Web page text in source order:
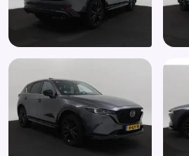
Koplampreiniging
Kunstlederen/microvezel bekleding
Kunstlederen bekleding
LED achterlichten
LED dagrijverlichting
Lederen bekleding
LED koplampen
Lendesteun(en) verstelbaar